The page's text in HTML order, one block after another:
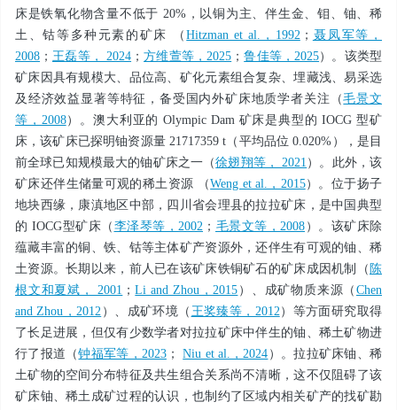
床是铁氧化物含量不低于 20%，以铜为主、伴生金、钼、铀、稀
土、钴等多种元素的矿床 （Hitzman et al.，1992； 聂凤军等，
2008 ； 王磊等， 2024 ；方维萱等，2025 ；鲁佳等，2025）。该类型
矿床因具有规模大、品位高、矿化元素组合复杂、埋藏浅、易采选
及经济效益显著等特征，备受国内外矿床地质学者关注（毛景文
等，2008）。澳大利亚的 Olympic Dam 矿床是典型的 IOCG 型矿
床，该矿床已探明铀资源量 21717359 t（平均品位 0.020%），是目
前全球已知规模最大的铀矿床之一（徐翅翔等， 2021 ）。此外，该
矿床还伴生储量可观的稀土资源 （Weng et al.，2015）。位于扬子
地块西缘，康滇地区中部，四川省会理县的拉拉矿床，是中国典型
的 IOCG型矿床（ 李泽琴等，2002 ； 毛景文等，2008 ）。该矿床除
蕴藏丰富的铜、铁、钴等主体矿产资源外，还伴生有可观的铀、稀
土资源。长期以来，前人已在该矿床铁铜矿石的矿床成因机制（ 陈
根文和夏斌， 2001 ；Li and Zhou，2015 ）、成矿物质来源（Chen
and Zhou，2012 ）、成矿环境（ 王奖臻等，2012）等方面研究取得
了长足进展，但仅有少数学者对拉拉矿床中伴生的铀、稀土矿物进
行了报道（钟福军等，2023；Niu et al.，2024 ）。拉拉矿床铀、稀
土矿物的空间分布特征及共生组合关系尚不清晰，这不仅阻碍了该
矿床铀、稀土成矿过程的认识，也制约了区域内相关矿产的找矿勘